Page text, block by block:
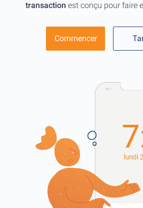
transaction est conçu pour faire
Commencer